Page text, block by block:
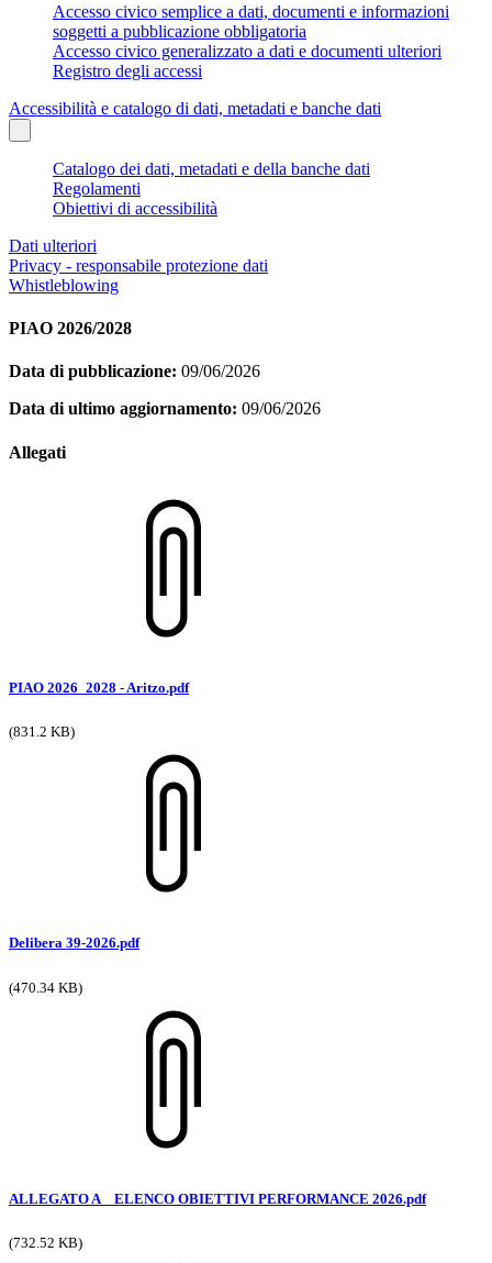
Accesso civico semplice a dati, documenti e informazioni
soggetti a pubblicazione obbligatoria
Accesso civico generalizzato a dati e documenti ulteriori
Registro degli accessi
Accessibilità e catalogo di dati, metadati e banche dati
Catalogo dei dati, metadati e della banche dati
Regolamenti
Obiettivi di accessibilità
Dati ulteriori
Privacy - responsabile protezione dati
Whistleblowing
PIAO 2026/2028
Data di pubblicazione: 09/06/2026
Data di ultimo aggiornamento: 09/06/2026
Allegati
PIAO 2026_2028 - Aritzo.pdf
(831.2 KB)
Delibera 39-2026.pdf
(470.34 KB)
ALLEGATO A _ ELENCO OBIETTIVI PERFORMANCE 2026.pdf
(732.52 KB)